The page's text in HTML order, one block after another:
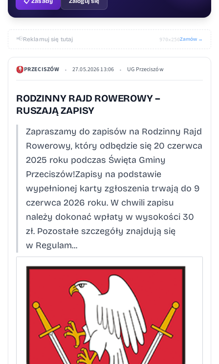
📢Reklamuj się tutaj 970×250Zamów →
PRZECISZÓW • 27.05.2026 13:06 • UG Przeciszów
RODZINNY RAJD ROWEROWY –
RUSZAJĄ ZAPISY
Zapraszamy do zapisów na Rodzinny Rajd
Rowerowy, który odbędzie się 20 czerwca
2025 roku podczas Święta Gminy
Przeciszów!Zapisy na podstawie
wypełnionej karty zgłoszenia trwają do 9
czerwca 2026 roku. W chwili zapisu
należy dokonać wpłaty w wysokości 30
zł. Pozostałe szczegóły znajdują się
w Regulam...